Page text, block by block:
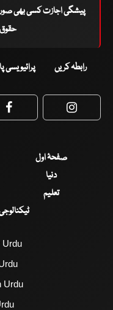
پیشگی اجازت کسی بھی
حقوق
رابطہ کریں پرائیویسی
Facebook
صفحۂ اول
دنیا
تعلیم
Urdu
Urdu